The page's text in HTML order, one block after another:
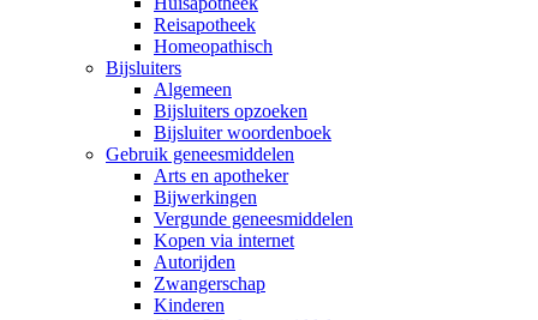
Reisapotheek
Homeopathisch
Bijsluiters
Algemeen
Bijsluiters opzoeken
Bijsluiter woordenboek
Gebruik geneesmiddelen
Arts en apotheker
Bijwerkingen
Vergunde geneesmiddelen
Kopen via internet
Autorijden
Zwangerschap
Kinderen